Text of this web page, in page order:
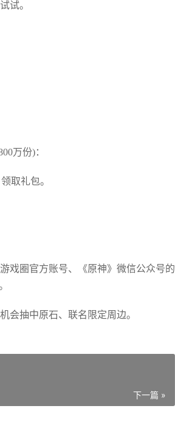
试。
万份)：
取礼包。
戏圈官方账号、《原神》微信公众号的
会抽中原石、联名限定周边。
下一篇 »